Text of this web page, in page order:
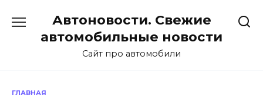
содержанию
Автоновости. Свежие
автомобильные новости
Сайт про автомобили
ГЛАВНАЯ